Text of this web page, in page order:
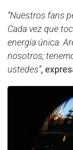
“Nuestros fans
Cada vez que
energía única.
nosotros;
ustedes”,